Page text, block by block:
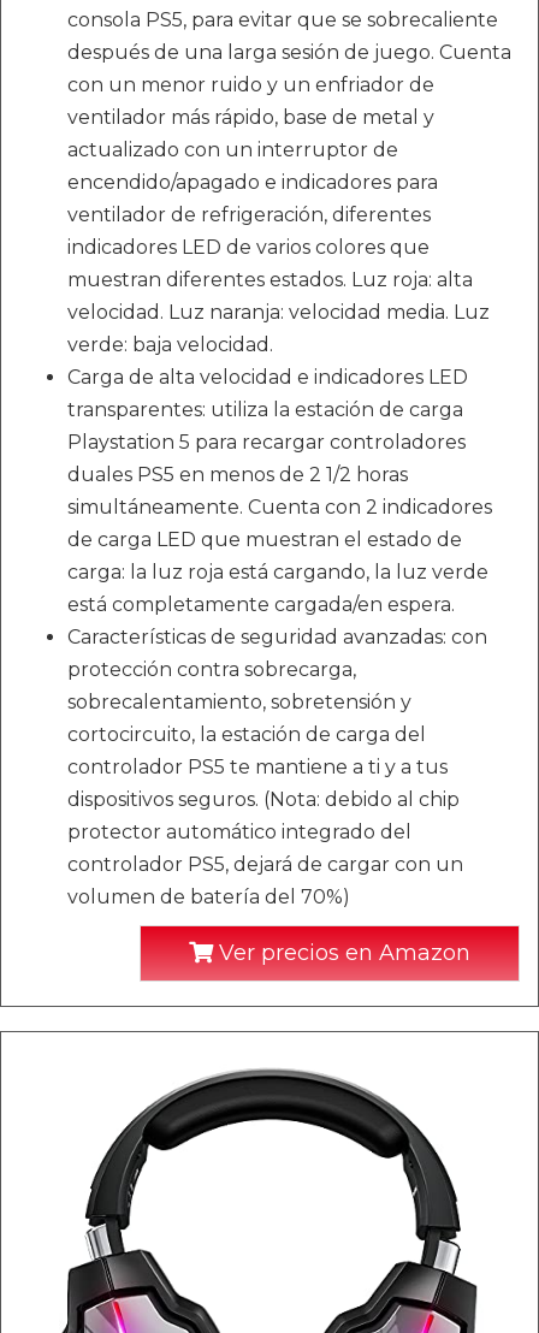
consola PS5, para evitar que se sobrecaliente
después de una larga sesión de juego. Cuenta
con un menor ruido y un enfriador de
ventilador más rápido, base de metal y
actualizado con un interruptor de
encendido/apagado e indicadores para
ventilador de refrigeración, diferentes
indicadores LED de varios colores que
muestran diferentes estados. Luz roja: alta
velocidad. Luz naranja: velocidad media. Luz
verde: baja velocidad.
Carga de alta velocidad e indicadores LED
transparentes: utiliza la estación de carga
Playstation 5 para recargar controladores
duales PS5 en menos de 2 1/2 horas
simultáneamente. Cuenta con 2 indicadores
de carga LED que muestran el estado de
carga: la luz roja está cargando, la luz verde
está completamente cargada/en espera.
Características de seguridad avanzadas: con
protección contra sobrecarga,
sobrecalentamiento, sobretensión y
cortocircuito, la estación de carga del
controlador PS5 te mantiene a ti y a tus
dispositivos seguros. (Nota: debido al chip
protector automático integrado del
controlador PS5, dejará de cargar con un
volumen de batería del 70%)
Ver precios en Amazon